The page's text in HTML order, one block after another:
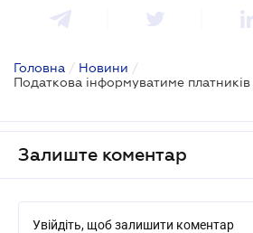
Головна / Новини /
Залиште коментар
Увійдіть, щоб залишити коментар